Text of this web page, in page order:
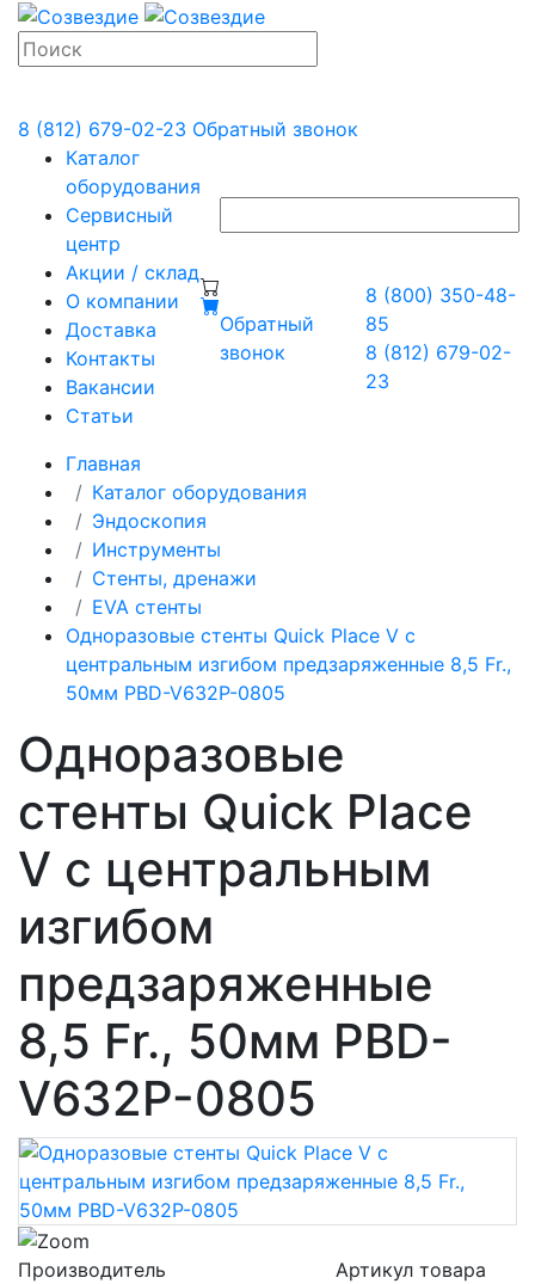
8 (812) 679-02-23 Обратный звонок
Каталог
оборудования
Сервисный
центр
Акции / склад
О компании
Доставка
Контакты
Вакансии
Статьи
Обратный
звонок
8 (800) 350-48-
85
8 (812) 679-02-
23
Главная
Каталог оборудования
Эндоскопия
Инструменты
Стенты, дренажи
EVA стенты
Одноразовые стенты Quick Place V с
центральным изгибом предзаряженные 8,5 Fr.,
50мм PBD-V632P-0805
Одноразовые
стенты Quick Place
V с центральным
изгибом
предзаряженные
8,5 Fr., 50мм PBD-
V632P-0805
Производитель Артикул товара